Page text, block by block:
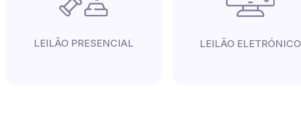
LEILÃO PRESENCIAL LEILÃO ELETRÓNICO